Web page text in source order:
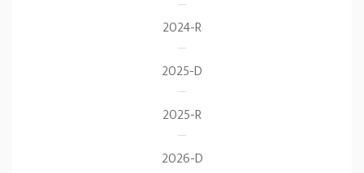
2024-R
2025-D
2025-R
2026-D